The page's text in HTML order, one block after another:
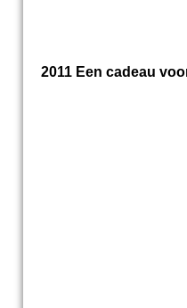
2011 Een cadeau